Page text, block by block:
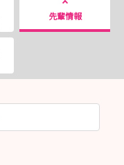
先輩情報